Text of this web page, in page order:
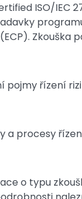
ISO/IEC
Zkouška
pojmy řízení
a procesy
o typu